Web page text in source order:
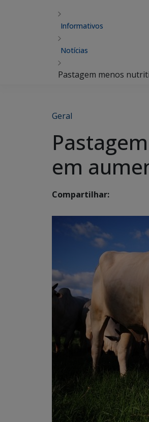
Informativos
Notícias
Pastagem menos
Geral
em
Compartilhar: